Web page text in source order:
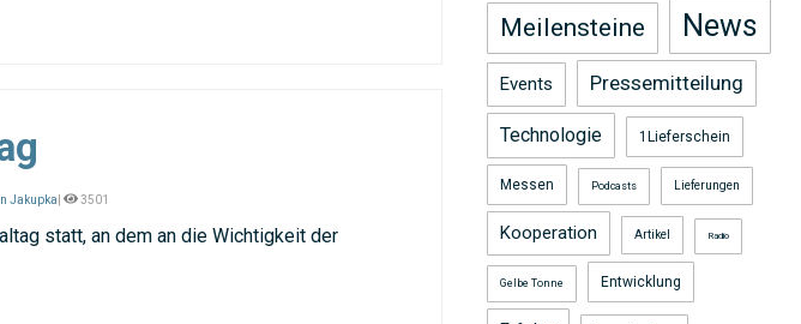
Jakupka 3501
statt, an dem an die Wichtigkeit der
Meilensteine News
Events Pressemitteilung
Technologie 1Lieferschein
Messen Podcasts Lieferungen
Kooperation Artikel Radio
Gelbe Tonne Entwicklung